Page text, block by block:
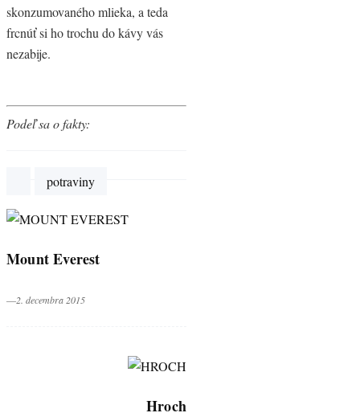
skonzumovaného mlieka, a teda
frcnúť si ho trochu do kávy vás
nezabije.
Podeľ sa o fakty:
potraviny
Mount Everest
―2. decembra 2015
Hroch